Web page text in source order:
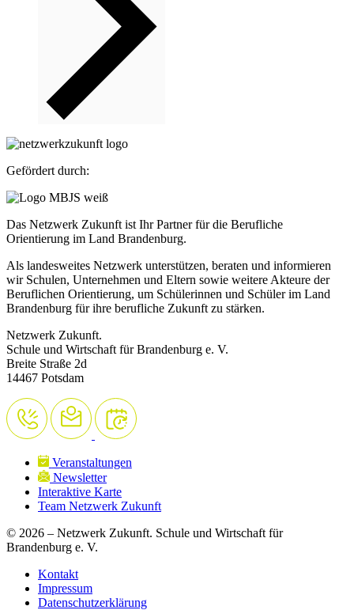
Gefördert durch:
Das Netzwerk Zukunft ist Ihr Partner für die Berufliche
Orientierung im Land Brandenburg.
Als landesweites Netzwerk unterstützen, beraten und informieren
wir Schulen, Unternehmen und Eltern sowie weitere Akteure der
Beruflichen Orientierung, um Schülerinnen und Schüler im Land
Brandenburg für ihre berufliche Zukunft zu stärken.
Netzwerk Zukunft.
Schule und Wirtschaft für Brandenburg e. V.
Breite Straße 2d
14467 Potsdam
Veranstaltungen
Newsletter
Interaktive Karte
Team Netzwerk Zukunft
© 2026 – Netzwerk Zukunft. Schule und Wirtschaft für
Brandenburg e. V.
Kontakt
Impressum
Datenschutzerklärung